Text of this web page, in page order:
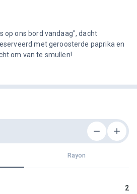
op ons bord vandaag", dacht
met geroosterde paprika en
om van te smullen!
Rayon
2